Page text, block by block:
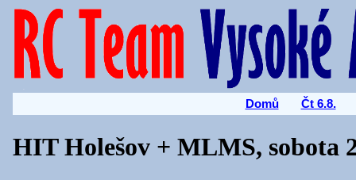
Domů Čt 6.8.
HIT Holešov + MLMS, sobota